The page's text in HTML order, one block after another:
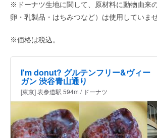
※ドーナツ生地に関して、原材料に動物由来
卵・乳製品・はちみつなど）は使用していませ
※価格は税込。
I'm donut? グルテンフリー&ヴィー
ガン 渋谷青山通り
[東京] 表参道駅 594m / ドーナツ